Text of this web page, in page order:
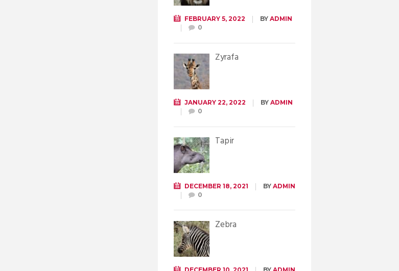
FEBRUARY 5, 2022 BY ADMIN
0
Żyrafa
JANUARY 22, 2022 BY ADMIN
0
Tapir
DECEMBER 18, 2021 BY ADMIN
0
Zebra